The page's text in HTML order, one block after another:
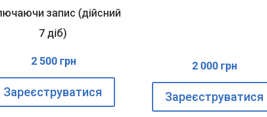
запис (дійсний
7 діб)
2 500 грн
Зареєструватися
2 000 грн
Зареєструватися